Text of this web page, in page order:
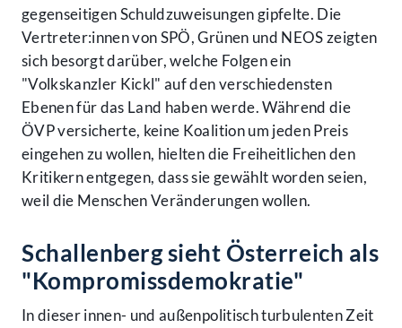
gegenseitigen Schuldzuweisungen gipfelte. Die
Vertreter:innen von SPÖ, Grünen und NEOS zeigten
sich besorgt darüber, welche Folgen ein
"Volkskanzler Kickl" auf den verschiedensten
Ebenen für das Land haben werde. Während die
ÖVP versicherte, keine Koalition um jeden Preis
eingehen zu wollen, hielten die Freiheitlichen den
Kritikern entgegen, dass sie gewählt worden seien,
weil die Menschen Veränderungen wollen.
Schallenberg sieht Österreich als
"Kompromissdemokratie"
In dieser innen- und außenpolitisch turbulenten Zeit